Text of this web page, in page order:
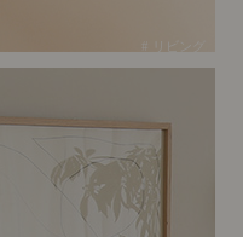
# リビング